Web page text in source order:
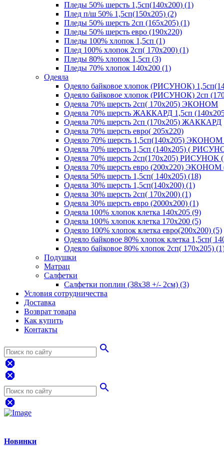
Пледы 50% шерсть 1,5сп(140х200) (1)
Плед п/ш 50% 1,5сп(150х205) (2)
Пледы 50% шерсть 2сп (165х205) (1)
Пледы 50% шерсть евро (190х220)
Пледы 100% хлопок 1,5сп (1)
Плед 100% хлопок 2сп( 170х200) (1)
Пледы 80% хлопок 1,5сп (3)
Пледы 70% хлопок 140х200 (1)
Одеяла
Одеяло байковое хлопок (РИСУНОК)
Одеяло байковое хлопок (РИСУНОК) 2сп
Одеяла 70% шерсть 2сп( 170х205) ЭКОНОМ
Одеяла 70% шерсть ЖАККАРД 1,5сп
Одеяла 70% шерсть 2сп (170х205) ЖАККАРД
Одеяла 70% шерсть евро( 205х220)
Одеяло 70% шерсть 1,5сп(140х205) ЭКОНОМ
Одеяла 70% шерсть 1,5сп (140х205) (
Одеяла 70% шерсть 2сп(170х205) РИСУНОК
Одеяла 70% шерсть евро (200х220) ЭКОНОМ
Одеяла 50% шерсть 1,5сп( 140х205) (18)
Одеяла 30% шерсть 1,5сп(140х200) (1)
Одеяла 30% шерсть 2сп( 170х200) (1)
Одеяла 30% шерсть евро (2000х200) (1)
Одеяла 100% хлопок клетка 140х205 (9)
Одеяла 100% хлопок клетка 170х200 (5)
Одеяло 100% хлопок клетка евро(200х200) (5)
Одеяло байковое 80% хлопок клетка 1,5сп(
Одеяло байковое 80% хлопок 2сп( 170х205)
Подушки
Матрац
Салфетки
Салфетки поплин (38х38 +/- 2см) (3)
Условия сотрудничества
Доставка
Возврат товара
Как купить
Контакты
search
dangerous
dangerous
search
dangerous
Новинки